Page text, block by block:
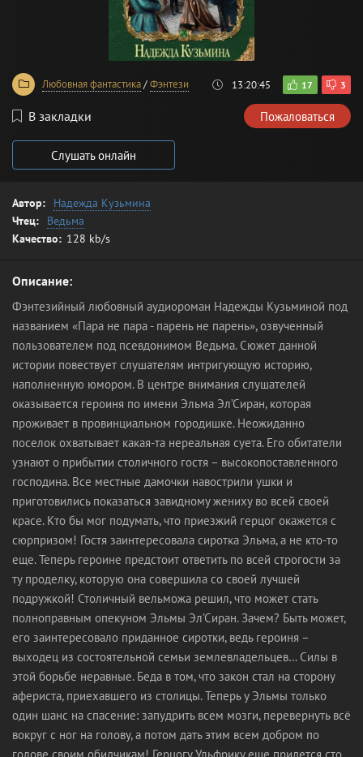
Любовная фантастика/Фэнтези 13:20:45 17 3
В закладки Пожаловаться
Слушать онлайн
Автор:
Надежда Кузьмина
Чтец:
Ведьма
Качество: 128 kb/s
Описание:
Фэнтезийный любовный аудиороман Надежды Кузьминой под
названием «Пара не пара - парень не парень», озвученный
пользователем под псевдонимом Ведьма. Сюжет данной
истории повествует слушателям интригующую историю,
наполненную юмором. В центре внимания слушателей
оказывается героиня по имени Эльма Эл’Сиран, которая
проживает в провинциальном городишке. Неожиданно
поселок охватывает какая-та нереальная суета. Его обитатели
узнают о прибытии столичного гостя – высокопоставленного
господина. Все местные дамочки навострили ушки и
приготовились показаться завидному жениху во всей своей
красе. Кто бы мог подумать, что приезжий герцог окажется с
сюрпризом! Гостя заинтересовала сиротка Эльма, а не кто-то
еще. Теперь героине предстоит ответить по всей строгости за
ту проделку, которую она совершила со своей лучшей
подружкой! Столичный вельможа решил, что может стать
полноправным опекуном Эльмы Эл’Сиран. Зачем? Быть может,
его заинтересовало приданное сиротки, ведь героиня –
выходец из состоятельной семьи землевладельцев… Силы в
этой борьбе неравные. Беда в том, что закон стал на сторону
афериста, приехавшего из столицы. Теперь у Эльмы только
один шанс на спасение: запудрить всем мозги, перевернуть всё
вокруг с ног на голову, а потом дать этим всем добром по